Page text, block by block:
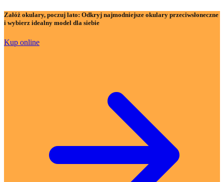
Załóż okulary, poczuj lato: Odkryj najmodniejsze okulary przeciwsłoneczne
i wybierz idealny model dla siebie
Kup online